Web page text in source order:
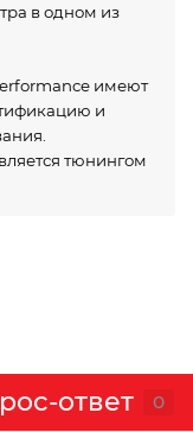
в одном из
имеют
и
тюнингом
ответ 0